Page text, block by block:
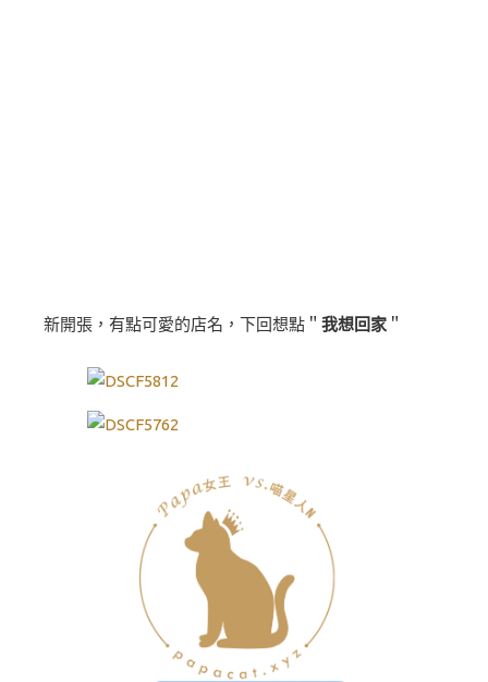
新開張，有點可愛的店名，下回想點＂ 我想回家 ＂